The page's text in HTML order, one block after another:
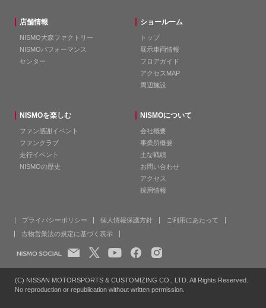
店舗情報
NISMO大森ファクトリー
NISMOパフォーマンス
センター
ショールーム
トップ
展示車両情報
フロアガイド
アクセスMAP
周辺施設
NISMOを楽しむ
ファン感謝イベント
ファンクラブ
走行イベント
NISMOの歴史
NISMOについて
会社概要
事業所概要
主な戦績
お問い合わせ
アクセス
採用情報
プライバシーポリシー 個人情報保護方針
ご利用にあたって
古物営業法の規定に基づく表示
(C) NISSAN MOTORSPORTS & CUSTOMIZING CO., LTD. All Rights Reserved.
No reproduction or republication without written permission.